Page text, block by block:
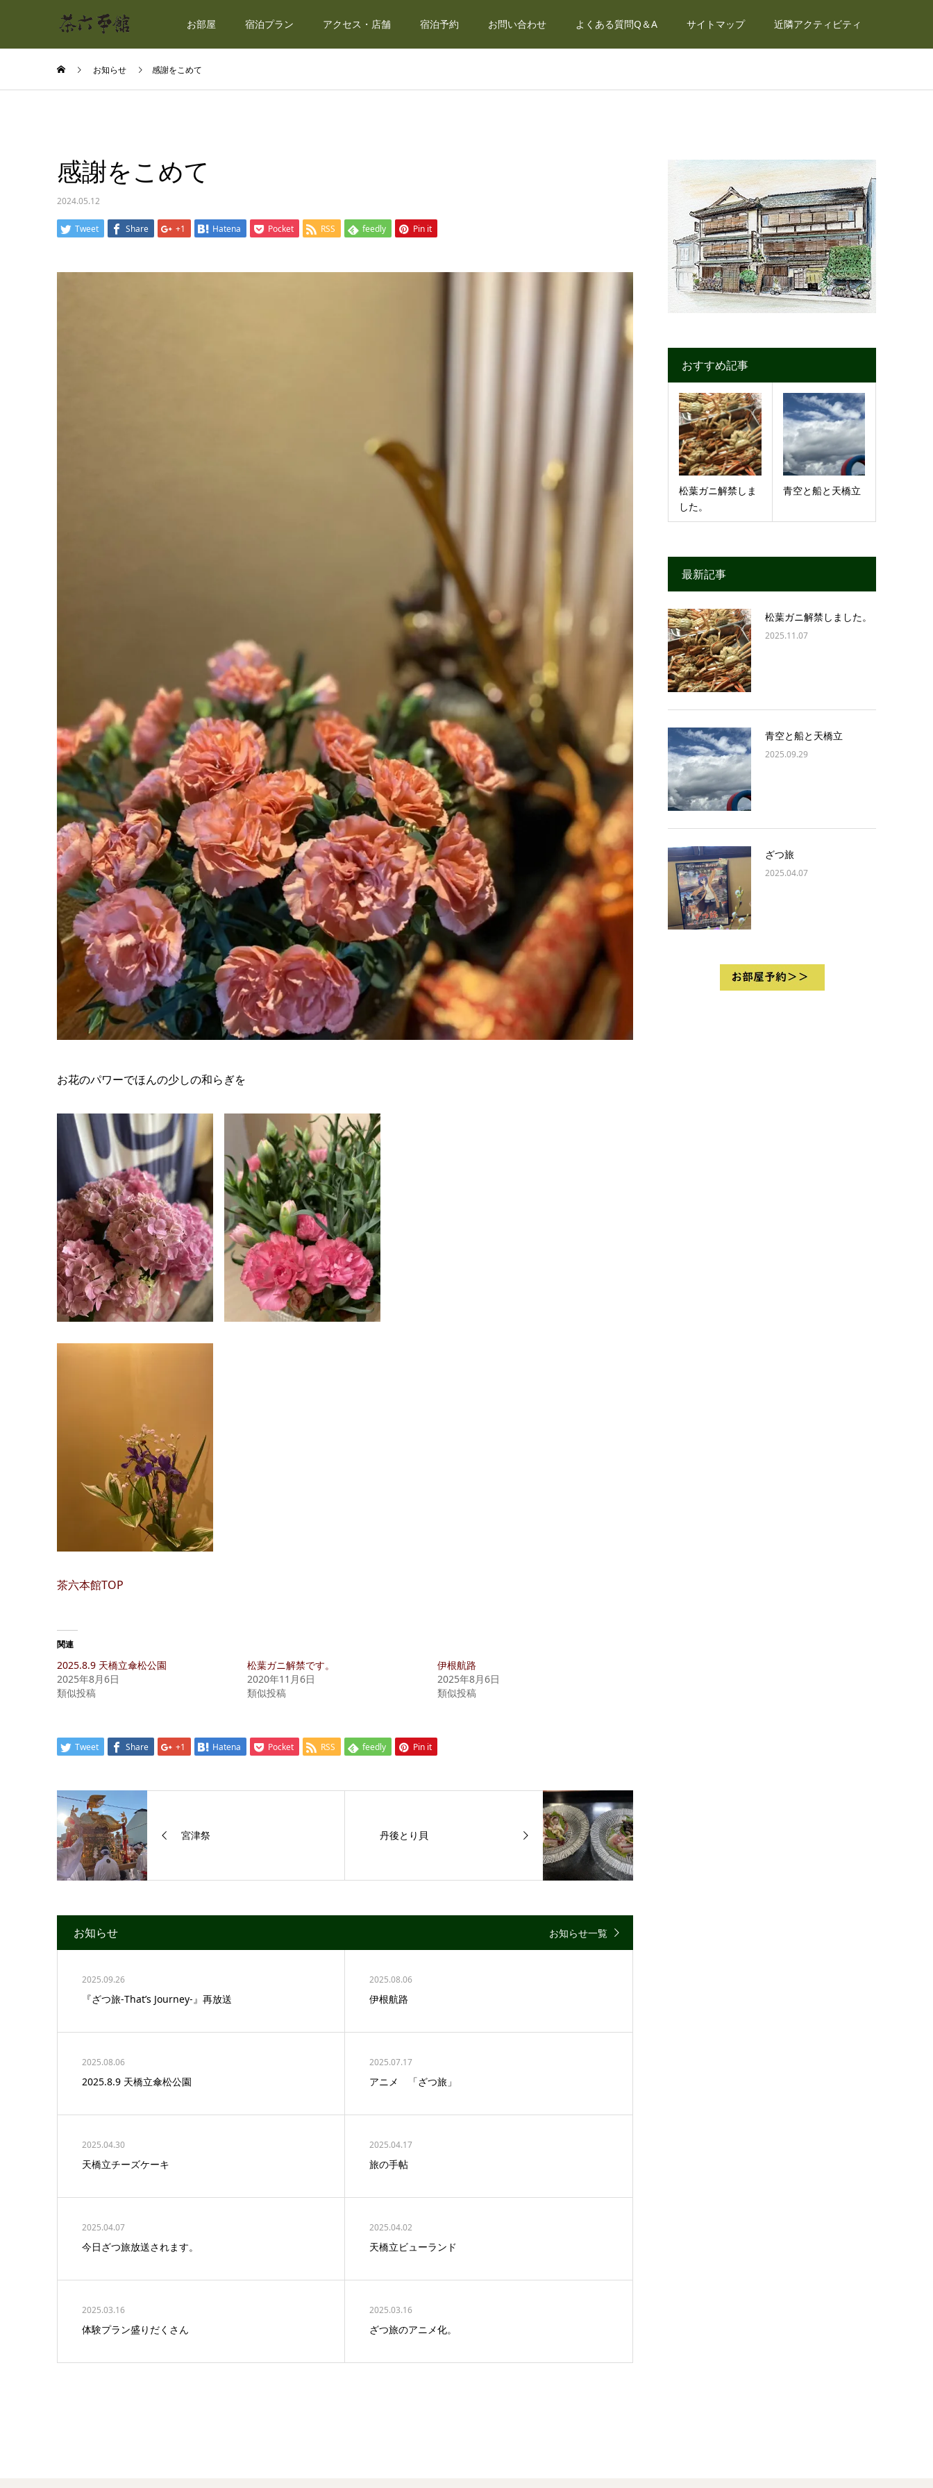
お部屋 宿泊プラン アクセス・店舗 宿泊予約 お問い合わせ よくある質問Q＆A サイトマップ 近隣アクティビティ
お知らせ 感謝をこめて
感謝をこめて
2024.05.12
Tweet Share +1 Hatena Pocket RSS feedly Pin it
お花のパワーでほんの少しの和らぎを
茶六本館TOP
関連
2025.8.9 天橋立傘松公園
2025年8月6日
類似投稿
松葉ガニ解禁です。
2020年11月6日
類似投稿
伊根航路
2025年8月6日
類似投稿
Tweet Share +1 Hatena Pocket RSS feedly Pin it
宮津祭 丹後とり貝
お知らせ お知らせ一覧
2025.09.26
『ざつ旅-That’s Journey-』再放送
2025.08.06
伊根航路
2025.08.06
2025.8.9 天橋立傘松公園
2025.07.17
アニメ 「ざつ旅」
2025.04.30
天橋立チーズケーキ
2025.04.17
旅の手帖
2025.04.07
今日ざつ旅放送されます。
2025.04.02
天橋立ビューランド
2025.03.16
体験プラン盛りだくさん
2025.03.16
ざつ旅のアニメ化。
おすすめ記事
松葉ガニ解禁しま
した。
青空と船と天橋立
最新記事
松葉ガニ解禁しました。
2025.11.07
青空と船と天橋立
2025.09.29
ざつ旅
2025.04.07